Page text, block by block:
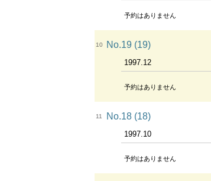
予約はありません
10 No.19 (19)
1997.12
予約はありません
11 No.18 (18)
1997.10
予約はありません